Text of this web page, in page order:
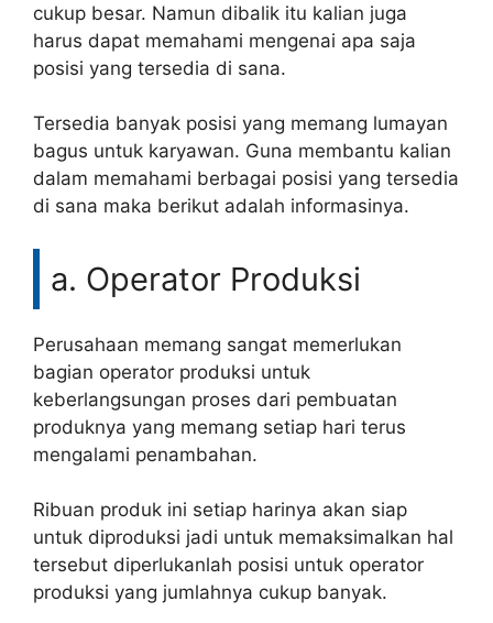
cukup besar. Namun dibalik itu kalian juga
harus dapat memahami mengenai apa saja
posisi yang tersedia di sana.
Tersedia banyak posisi yang memang lumayan
bagus untuk karyawan. Guna membantu kalian
dalam memahami berbagai posisi yang tersedia
di sana maka berikut adalah informasinya.
a. Operator Produksi
Perusahaan memang sangat memerlukan
bagian operator produksi untuk
keberlangsungan proses dari pembuatan
produknya yang memang setiap hari terus
mengalami penambahan.
Ribuan produk ini setiap harinya akan siap
untuk diproduksi jadi untuk memaksimalkan hal
tersebut diperlukanlah posisi untuk operator
produksi yang jumlahnya cukup banyak.